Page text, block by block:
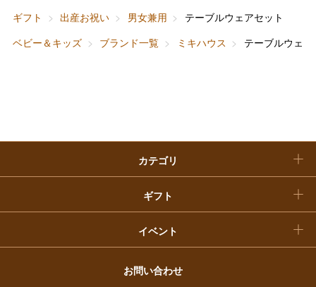
ギフト
出産お祝い 男女兼用
テーブルウェアセット
ベビー＆キッズ
ブランド一覧 ミキハウス テーブルウェ
カテゴリ
ベビー＆キッズ
ギフト
お香典返し
快気祝い
イベント
敬老の日
福袋
お問い合わせ